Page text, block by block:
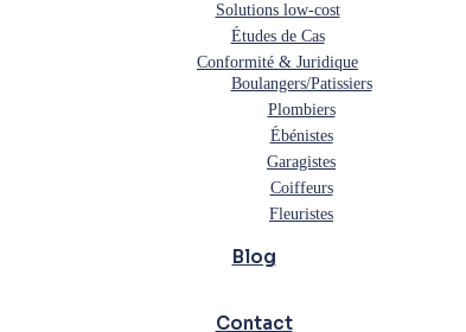
Solutions low-cost
Études de Cas
Conformité & Juridique
Boulangers/Patissiers
Plombiers
Ébénistes
Garagistes
Coiffeurs
Fleuristes
Blog
Contact